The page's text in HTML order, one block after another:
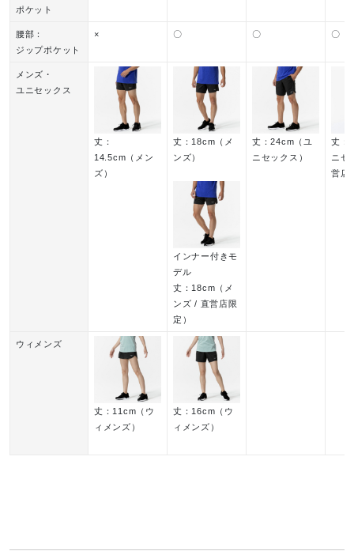
ポケット
腰部：
ジップポケット
× 〇 〇 〇
メンズ・
ユニセックス
丈：
14.5cm（メン
ズ）
丈：18cm（メ
ンズ）
インナー付きモ
デル
丈：18cm（メ
ンズ / 直営店限
定）
丈：24cm（ユ
ニセックス）
丈：
ニセ
営店
ウィメンズ
丈：11cm（ウ
ィメンズ）
丈：16cm（ウ
ィメンズ）